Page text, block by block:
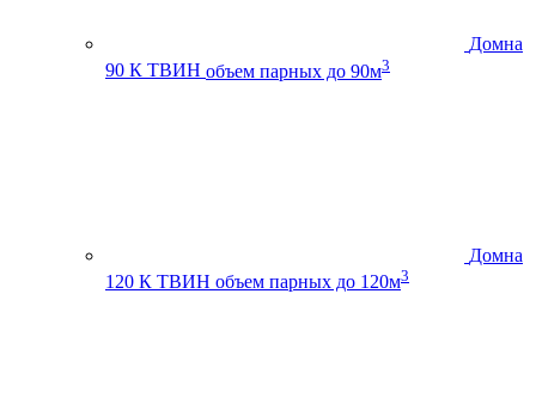
Домна
90 К ТВИН объем парных до 90м3
Домна
120 К ТВИН объем парных до 120м3